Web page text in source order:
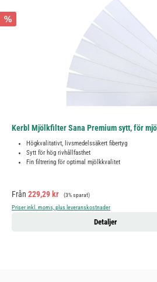
%
Kerbl Mjölkfilter Sana Premium sytt, för
Högkvalitativt, livsmedelssäkert fibertyg
Sytt för hög rivhållfasthet
Fin filtrering för optimal mjölkkvalitet
Försäljningspris:
Från 229,29 kr Ordinarie pris:
(3% sparat)
Priser inkl. moms, plus leveranskostnader
Detaljer